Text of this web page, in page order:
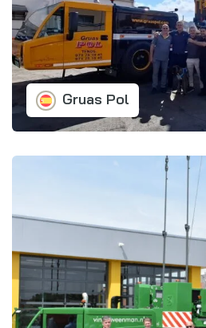
Gruas Pol